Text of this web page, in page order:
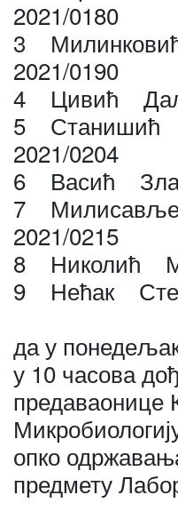
2021/0180
3
2021/0190
4 Цивић
5 Станишић
2021/0204
6 Васић
7
2021/0215
8 Николић
9 Нећак
да у
у 10 часова
предаваонице
опко
предмету